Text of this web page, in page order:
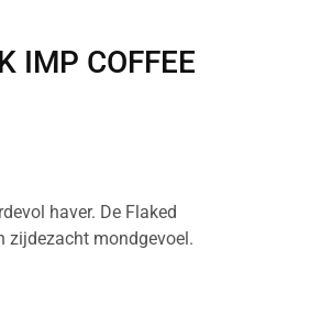
IMP COFFEE
haver. De Flaked
zijdezacht mondgevoel.